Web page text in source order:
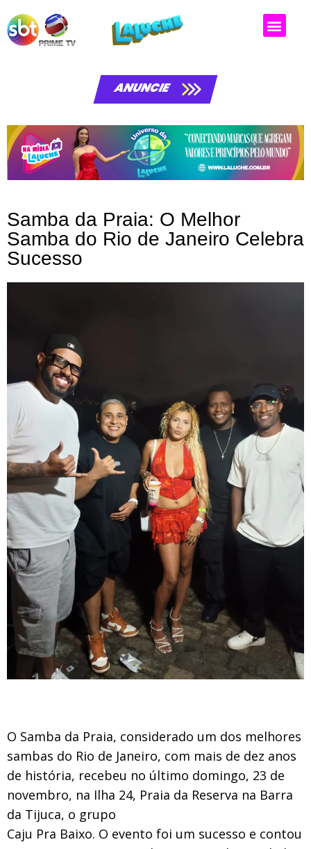
ANUNCIE
Samba da Praia: O Melhor
Samba do Rio de Janeiro Celebra
Sucesso
O Samba da Praia, considerado um dos melhores
sambas do Rio de Janeiro, com mais de dez anos
de história, recebeu no último domingo, 23 de
novembro, na Ilha 24, Praia da Reserva na Barra
da Tijuca, o grupo
Caju Pra Baixo. O evento foi um sucesso e contou